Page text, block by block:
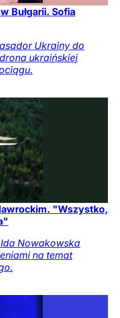
Bułgarii. Sofia
Ukrainy do
ukraińskiej
"Wszystko,
Nowakowska
na temat